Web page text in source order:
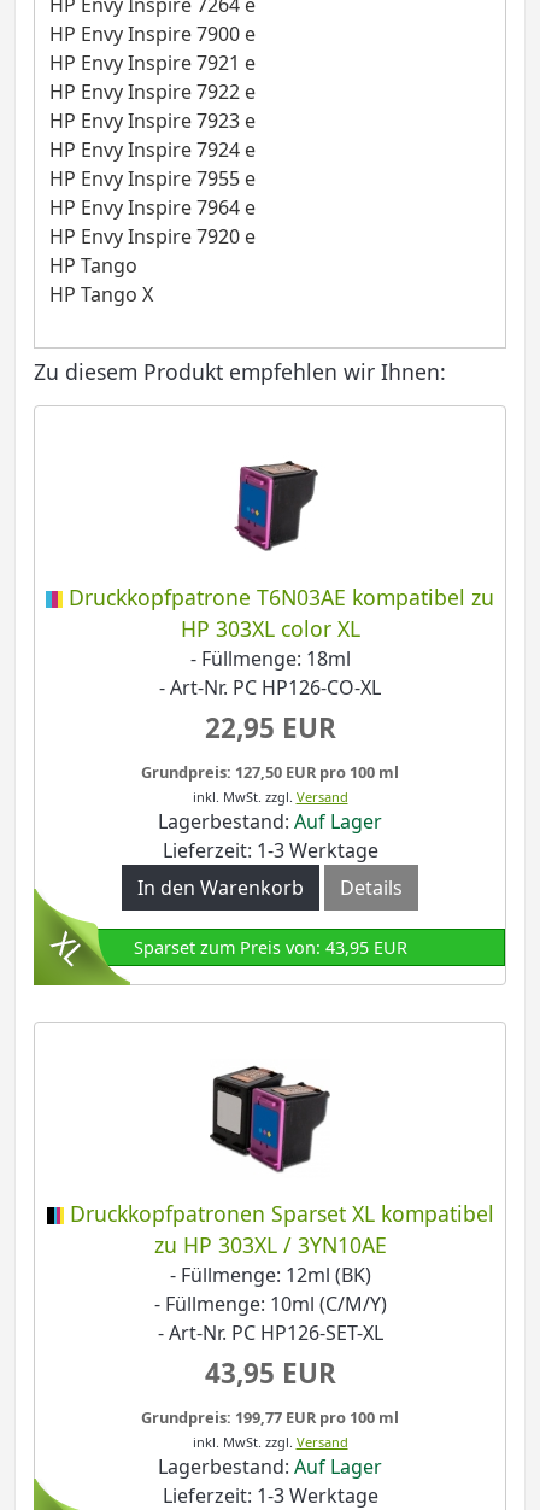
HP Envy Inspire 7900 e
HP Envy Inspire 7921 e
HP Envy Inspire 7922 e
HP Envy Inspire 7923 e
HP Envy Inspire 7924 e
HP Envy Inspire 7955 e
HP Envy Inspire 7964 e
HP Envy Inspire 7920 e
HP Tango
HP Tango X
Zu diesem Produkt empfehlen wir Ihnen:
Druckkopfpatrone T6N03AE kompatibel zu
HP 303XL color XL
- Füllmenge: 18ml
- Art-Nr. PC HP126-CO-XL
22,95 EUR
Grundpreis: 127,50 EUR pro 100 ml
inkl. MwSt. zzgl. Versand
Lagerbestand: Auf Lager
Lieferzeit: 1-3 Werktage
In den Warenkorb
Details
Sparset zum Preis von: 43,95 EUR
Druckkopfpatronen Sparset XL kompatibel
zu HP 303XL / 3YN10AE
- Füllmenge: 12ml (BK)
- Füllmenge: 10ml (C/M/Y)
- Art-Nr. PC HP126-SET-XL
43,95 EUR
Grundpreis: 199,77 EUR pro 100 ml
inkl. MwSt. zzgl. Versand
Lagerbestand: Auf Lager
Lieferzeit: 1-3 Werktage